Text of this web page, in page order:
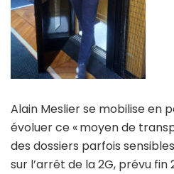
Alain Meslier se mobilise en
évoluer ce « moyen de
des dossiers parfois
sur l’arrêt de la 2G, prévu fin